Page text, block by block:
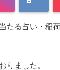
たる占い・稲
りました。